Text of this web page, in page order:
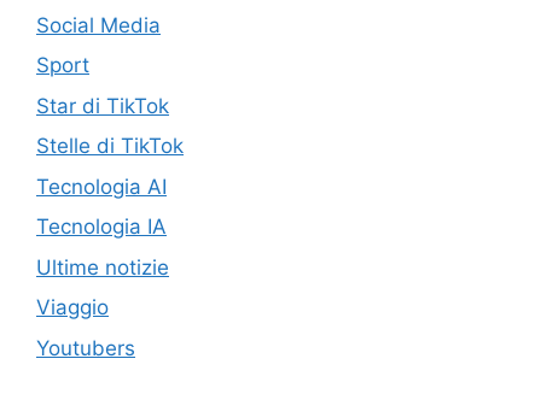
Social Media
Sport
Star di TikTok
Stelle di TikTok
Tecnologia AI
Tecnologia IA
Ultime notizie
Viaggio
Youtubers